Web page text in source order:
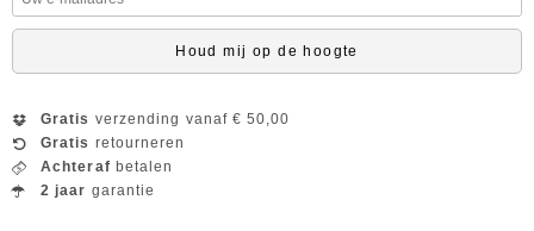
Houd mij op de hoogte
Gratis verzending vanaf € 50,00
Gratis retourneren
Achteraf betalen
2 jaar garantie